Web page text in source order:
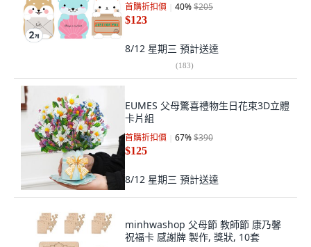
首購折扣價 40%$205
$123
8/12 星期三 預計送達
(183)
EUMES 父母驚喜禮物生日花束3D立體
卡片組
首購折扣價 67%$390
$125
8/12 星期三 預計送達
minhwashop 父母節 教師節 康乃馨
祝福卡 感謝牌 製作, 獎狀, 10套